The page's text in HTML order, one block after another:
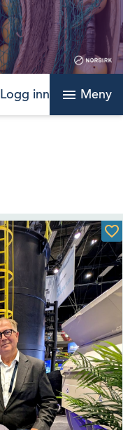
Logg inn menu Meny